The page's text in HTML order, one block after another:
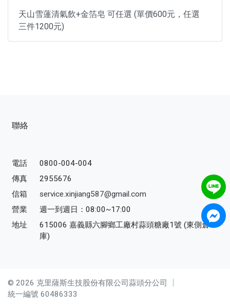
所有產品
保健食品
水光逆時系列保養品
品牌
服務/政策
天山雪蓮清氣飲+金箔皂 可任選 (單價600元，任選
三件1200元)
聯絡
電話
0800-004-004
傳真
2955676
信箱
service.xinjiang587@gmail.com
營業
週一到週日：08:00~17:00
地址
615006 嘉義縣六腳鄉工廠村蒜頭糖廠1號 (東側倉
庫)
© 2026 克里薩斯生技股份有限公司蒜頭分公司 │
統一編號 60486333